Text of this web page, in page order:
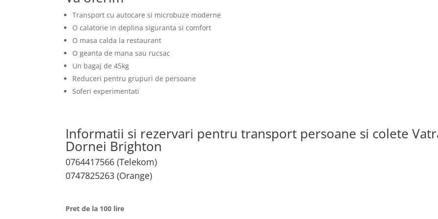
Transport cu autocare si microbuze moderne
O calatorie in deplina siguranta si comfort
O masa calda la restaurant
O geanta de mana sau rucsac
Un bagaj de 45kg
Reduceri pentru grupuri de persoane
Soferi experimentati
Informatii si rezervari pentru transport persoane si colete
Dornei Brighton
0764417566 (Telekom)
0747825263 (Orange)
Pret de la 100 lire